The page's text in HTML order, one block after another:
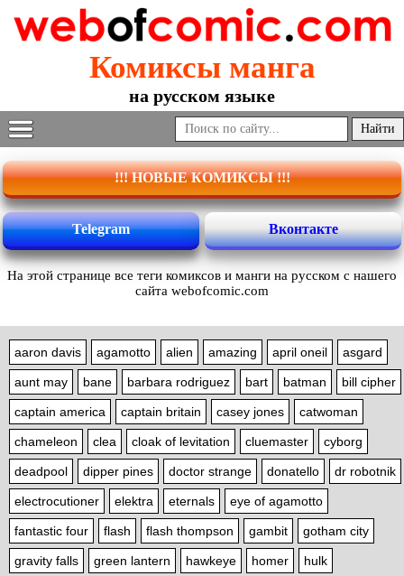
Комиксы манга
на русском языке
!!! НОВЫЕ КОМИКСЫ !!!
Telegram Вконтакте
На этой странице все теги комиксов и манги на русском с нашего
сайта webofcomic.com
aaron davis agamotto alien amazing april oneil asgard
aunt may bane barbara rodriguez bart batman bill cipher
captain america captain britain casey jones catwoman
chameleon clea cloak of levitation cluemaster cyborg
deadpool dipper pines doctor strange donatello dr robotnik
electrocutioner elektra eternals eye of agamotto
fantastic four flash flash thompson gambit gotham city
gravity falls green lantern hawkeye homer hulk